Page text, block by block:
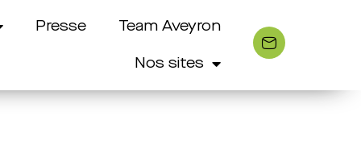
Presse Team Aveyron
Nos sites